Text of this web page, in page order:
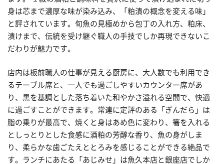
身は芯まで濃厚な味が染み込み、「粕漬の概念を変える味」
と評されています。旬魚の見極めから包丁の入れ方、粕床、
漬けまで、伝統を受け継ぐ職人の手技でしか再現できないこ
だわりが魅力です。
店内は板前職人の仕事が見える厨房に、大人数でも利用でき
るテーブル席と、一人でも過ごしやすいカウンター席があ
り、黒を基調とした落ち着いた和やかさ溢れる空間で、快適
に過ごすことができます。常連に定評のある「ぎんだら」は
脂の乗りが最高で、焼くと身はあめ色に変わり、箸を入れる
としっとりとした食感に酒粕の芳醇な香り、魚の身がしま
り、柔らかな歯ごたえととろみを感じることができる絶品で
す。ランチにあたる「あじみせ」は魚久本店と銀座店でしか